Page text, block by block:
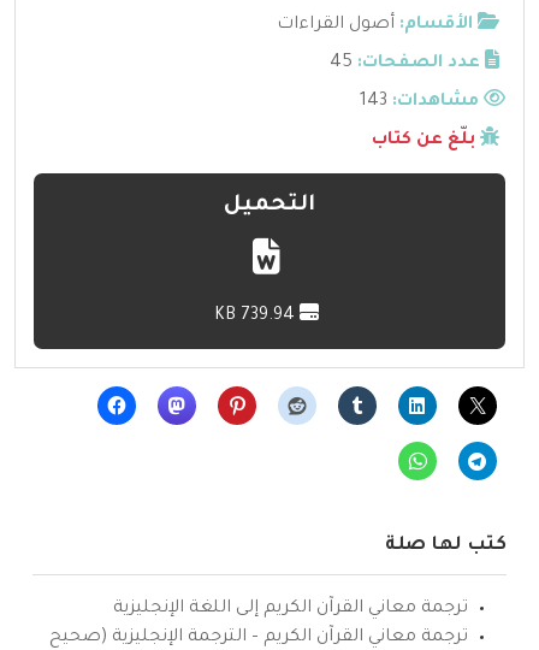
الأقسام: أصول القراءات
عدد الصفحات: 45
مشاهدات:
بلّغ عن كتاب
التحميل
كتب لها صلة
ترجمة معاني القرآن الكريم إلى اللغة الإنجليزية
ترجمة معاني القرآن الكريم – الترجمة الإنجليزية (صحيح